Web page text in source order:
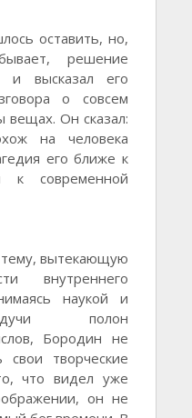
оставить, но,
решение
и высказал его
о совсем
вещах. Он сказал:
на человека
его ближе к
к современной
тему, вытекающую
внутреннего
наукой и
полон
Бородин не
свои творческие
что видел уже
он не